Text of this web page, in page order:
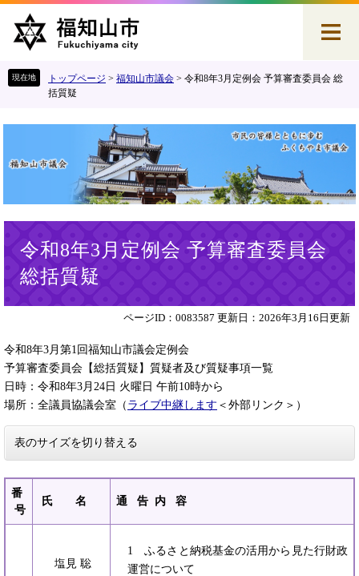
す
し
本
トップページ > 福知山市議会 > 令和8年3月定例会 予算審査委員会 総
括質疑
令和8年3月定例会 予算審査委員会
総括質疑
ページID：0083587 更新日：2026年3月16日更新
令和8年3月第1回福知山市議会定例会
予算審査委員会【総括質疑】質疑者及び質疑事項一覧
日時：令和8年3月24日 火曜日 午前10時から
場所：全議員協議会室（ ライブ中継します ＜外部リンク＞ ）
表のサイズを切り替える
番
号
氏 名 通 告 内 容
塩見 聡
1 ふるさと納税基金の活用から見た行財政
運営について